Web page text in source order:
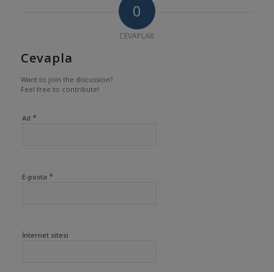
0
CEVAPLAR
Cevapla
Want to join the discussion?
Feel free to contribute!
Ad *
E-posta *
İnternet sitesi